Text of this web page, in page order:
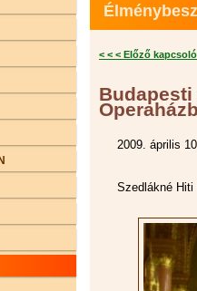
< < < Előző
Budapesti
2009. április 10.
Szedlákné Hiti